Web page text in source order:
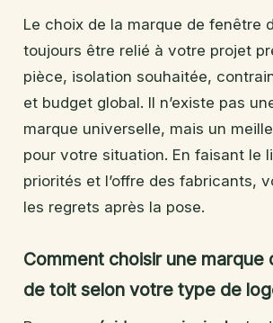
Le choix de la marque de fenêtre
toujours être relié à votre projet
pièce, isolation souhaitée,
et budget global. Il n’existe pas
marque universelle, mais un
pour votre situation. En faisant le
priorités et l’offre des fabricants,
les regrets après la pose.
Comment choisir une marque
de toit selon votre type de